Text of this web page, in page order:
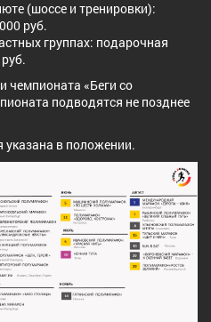
(шоссе и тренировки):
руб.
группах: подарочная
чемпионата «Беги со
подводятся не позднее
в положении.